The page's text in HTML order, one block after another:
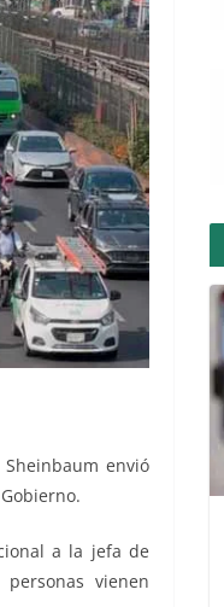
envió
a la jefa de
vienen